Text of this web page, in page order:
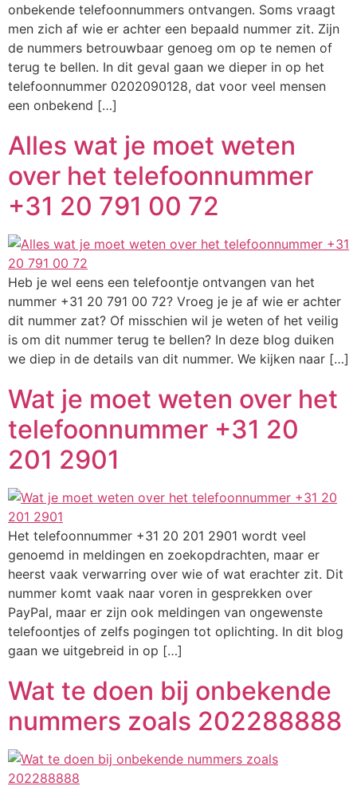
onbekende telefoonnummers ontvangen. Soms vraagt
men zich af wie er achter een bepaald nummer zit. Zijn
de nummers betrouwbaar genoeg om op te nemen of
terug te bellen. In dit geval gaan we dieper in op het
telefoonnummer 0202090128, dat voor veel mensen
een onbekend […]
Alles wat je moet weten
over het telefoonnummer
+31 20 791 00 72
Heb je wel eens een telefoontje ontvangen van het
nummer +31 20 791 00 72? Vroeg je je af wie er achter
dit nummer zat? Of misschien wil je weten of het veilig
is om dit nummer terug te bellen? In deze blog duiken
we diep in de details van dit nummer. We kijken naar […]
Wat je moet weten over het
telefoonnummer +31 20
201 2901
Het telefoonnummer +31 20 201 2901 wordt veel
genoemd in meldingen en zoekopdrachten, maar er
heerst vaak verwarring over wie of wat erachter zit. Dit
nummer komt vaak naar voren in gesprekken over
PayPal, maar er zijn ook meldingen van ongewenste
telefoontjes of zelfs pogingen tot oplichting. In dit blog
gaan we uitgebreid in op […]
Wat te doen bij onbekende
nummers zoals 202288888